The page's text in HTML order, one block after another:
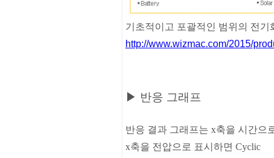
기초적이고 포괄적인 범위의 전
http://www.wizmac.com/2015/
▶ 반응 그래프
반응 결과 그래프는 x축을 시간으
x축을 전압으로 표시하면 Cyclic